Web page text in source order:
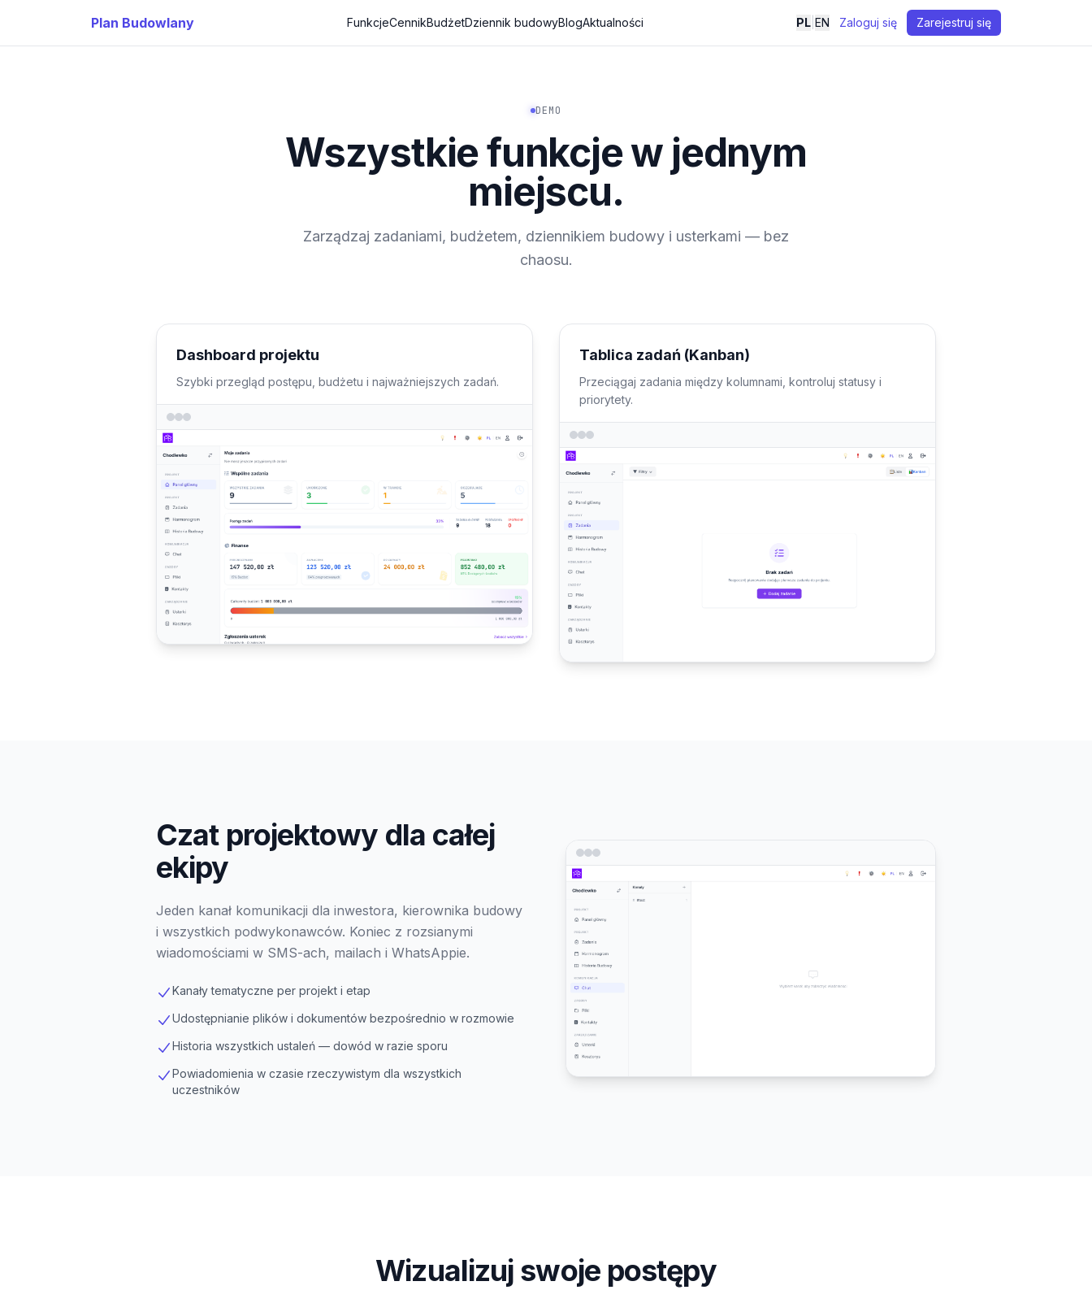
Plan Budowlany FunkcjeCennikBudżetDziennik budowyBlogAktualności PL EN Zaloguj się Zarejestruj się
DEMO
Wszystkie funkcje w jednym
miejscu.
Zarządzaj zadaniami, budżetem, dziennikiem budowy i usterkami — bez
chaosu.
Dashboard projektu
Szybki przegląd postępu, budżetu i najważniejszych zadań.
Tablica zadań (Kanban)
Przeciągaj zadania między kolumnami, kontroluj statusy i
priorytety.
Czat projektowy dla całej
ekipy
Jeden kanał komunikacji dla inwestora, kierownika budowy
i wszystkich podwykonawców. Koniec z rozsianymi
wiadomościami w SMS-ach, mailach i WhatsAppie.
Kanały tematyczne per projekt i etap
Udostępnianie plików i dokumentów bezpośrednio w rozmowie
Historia wszystkich ustaleń — dowód w razie sporu
Powiadomienia w czasie rzeczywistym dla wszystkich
uczestników
Wizualizuj swoje postępy